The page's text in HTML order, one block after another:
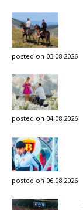
posted on 03.08.2026
posted on 04.08.2026
posted on 06.08.2026